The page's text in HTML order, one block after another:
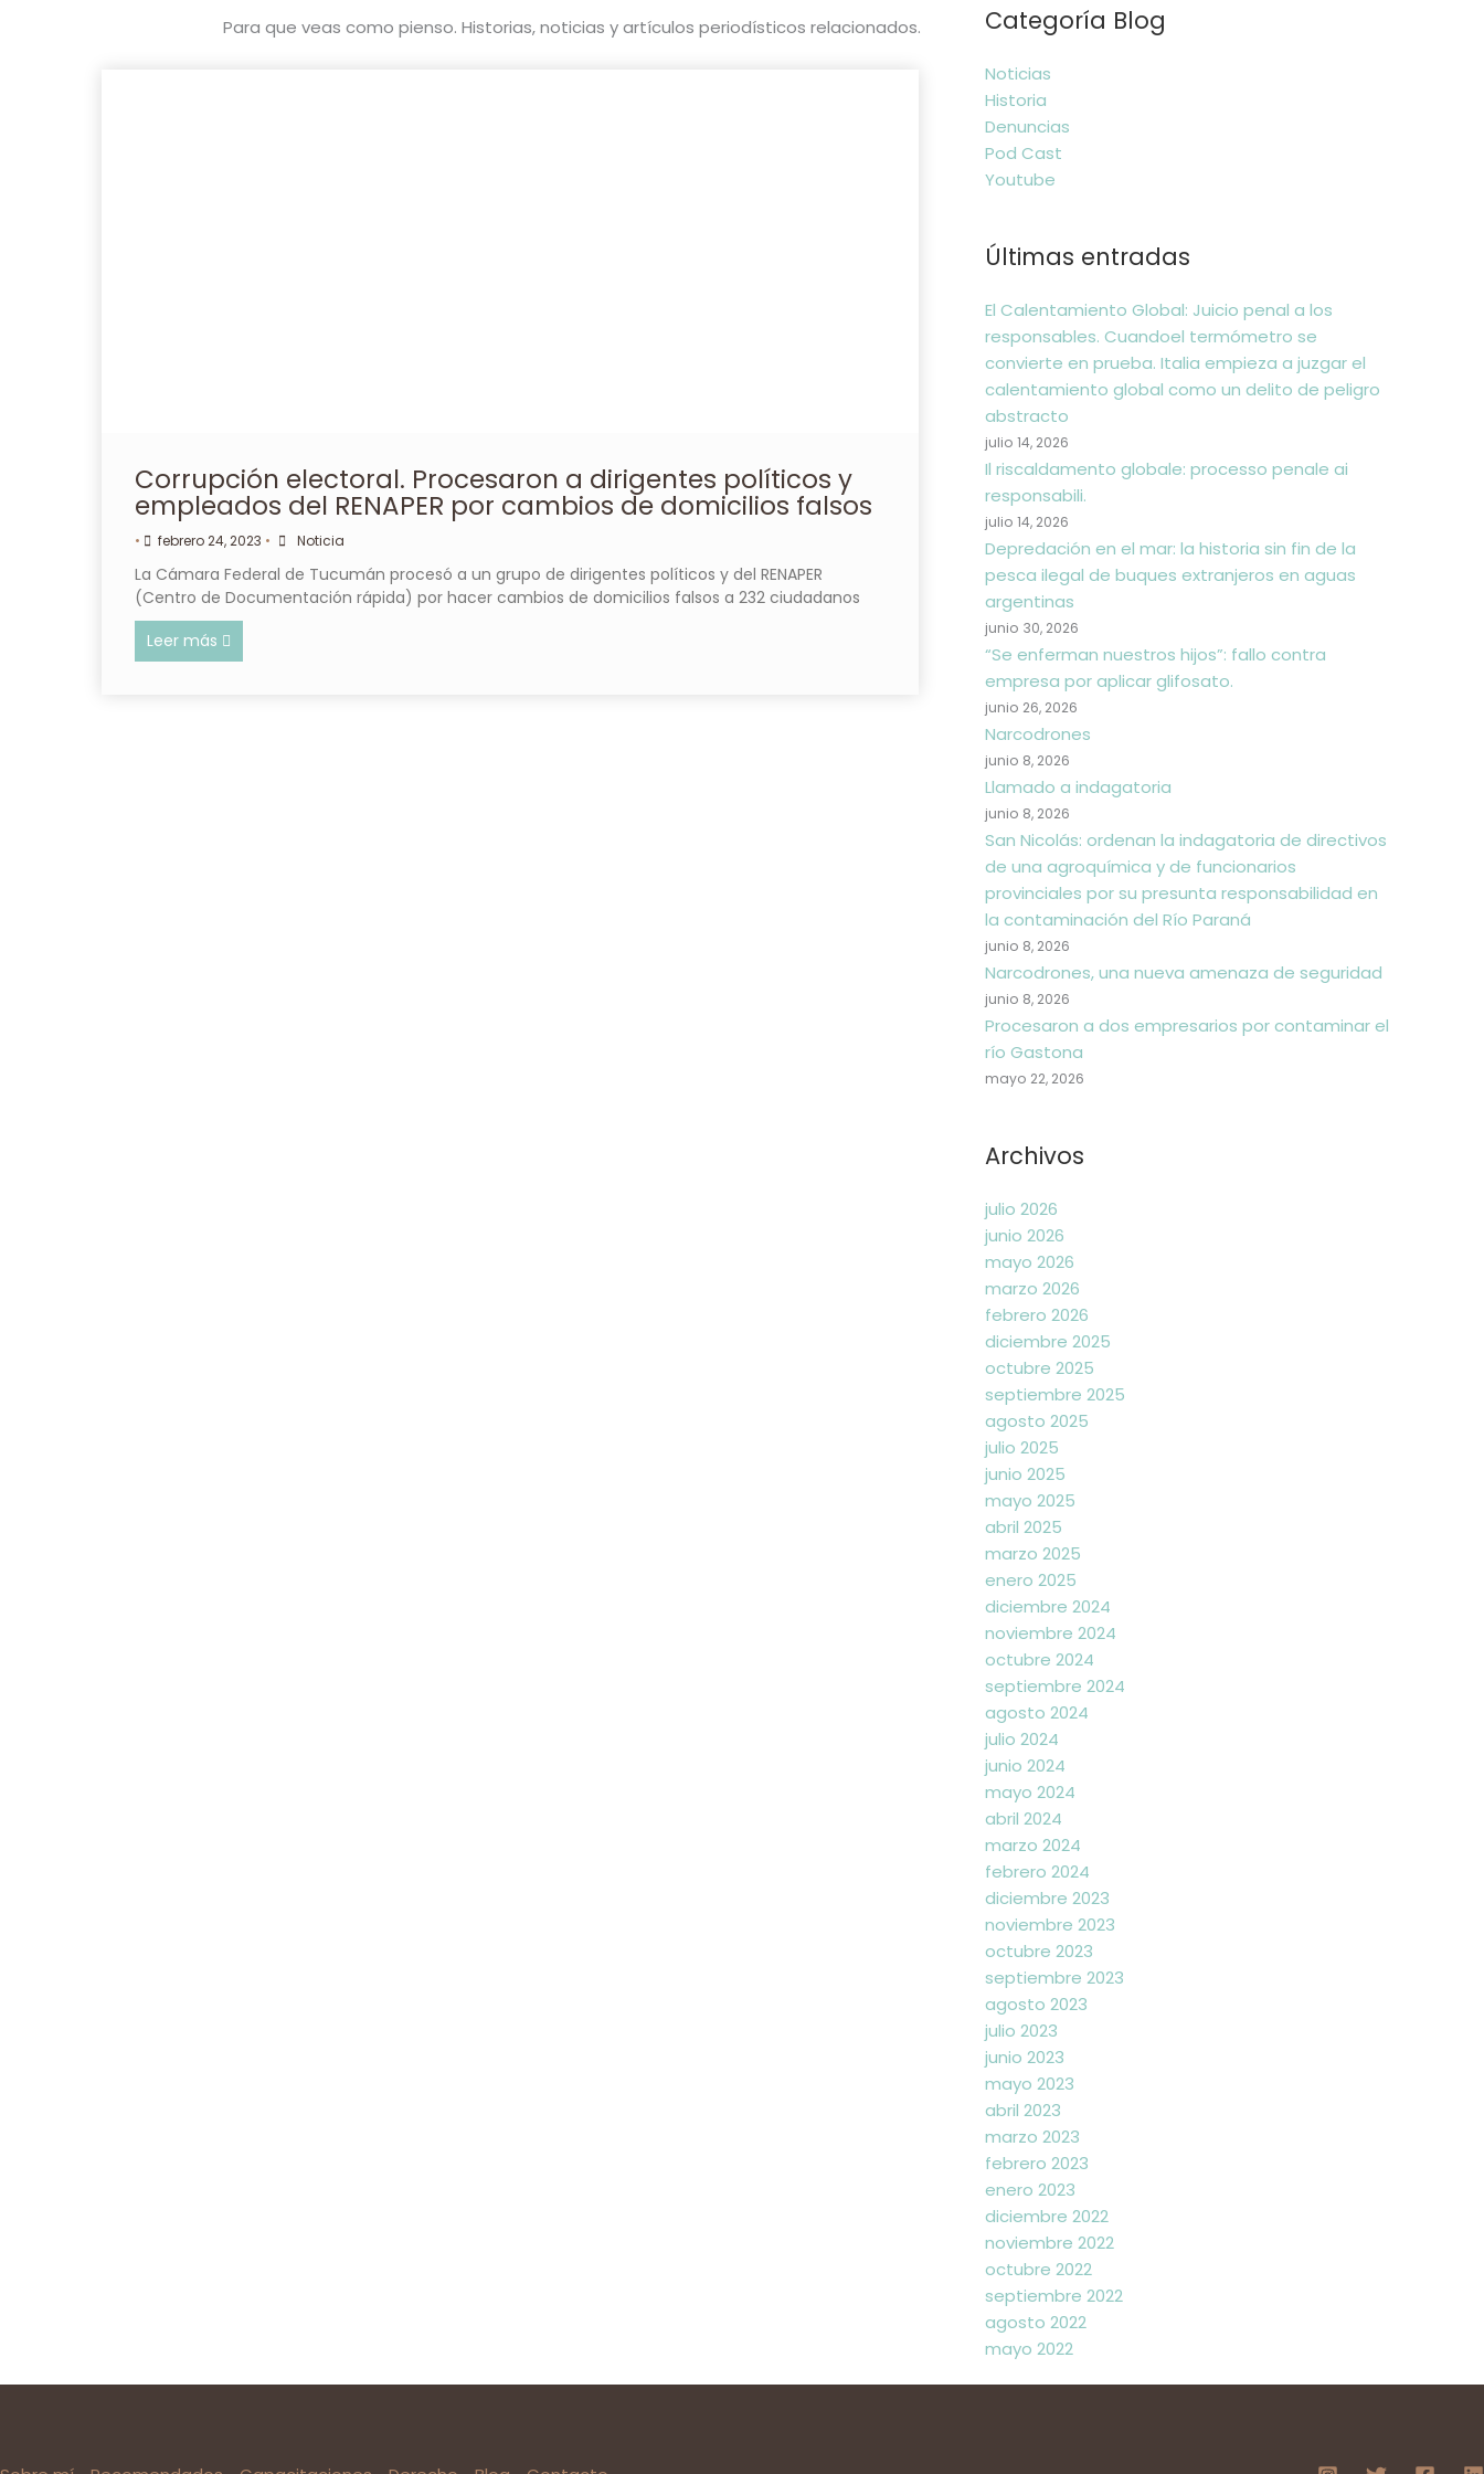
Para que veas como pienso. Historias, noticias y artículos periodísticos relacionados.
Corrupción electoral. Procesaron a dirigentes políticos y
empleados del RENAPER por cambios de domicilios falsos
• febrero 24, 2023 • Noticia
La Cámara Federal de Tucumán procesó a un grupo de dirigentes políticos y del RENAPER
(Centro de Documentación rápida) por hacer cambios de domicilios falsos a 232 ciudadanos
Leer más
Categoría Blog
Noticias
Historia
Denuncias
Pod Cast
Youtube
Últimas entradas
El Calentamiento Global: Juicio penal a los
responsables. Cuandoel termómetro se
convierte en prueba. Italia empieza a juzgar el
calentamiento global como un delito de peligro
abstracto
julio 14, 2026
Il riscaldamento globale: processo penale ai
responsabili.
julio 14, 2026
Depredación en el mar: la historia sin fin de la
pesca ilegal de buques extranjeros en aguas
argentinas
junio 30, 2026
“Se enferman nuestros hijos”: fallo contra
empresa por aplicar glifosato.
junio 26, 2026
Narcodrones
junio 8, 2026
Llamado a indagatoria
junio 8, 2026
San Nicolás: ordenan la indagatoria de directivos
de una agroquímica y de funcionarios
provinciales por su presunta responsabilidad en
la contaminación del Río Paraná
junio 8, 2026
Narcodrones, una nueva amenaza de seguridad
junio 8, 2026
Procesaron a dos empresarios por contaminar el
río Gastona
mayo 22, 2026
Archivos
julio 2026
junio 2026
mayo 2026
marzo 2026
febrero 2026
diciembre 2025
octubre 2025
septiembre 2025
agosto 2025
julio 2025
junio 2025
mayo 2025
abril 2025
marzo 2025
enero 2025
diciembre 2024
noviembre 2024
octubre 2024
septiembre 2024
agosto 2024
julio 2024
junio 2024
mayo 2024
abril 2024
marzo 2024
febrero 2024
diciembre 2023
noviembre 2023
octubre 2023
septiembre 2023
agosto 2023
julio 2023
junio 2023
mayo 2023
abril 2023
marzo 2023
febrero 2023
enero 2023
diciembre 2022
noviembre 2022
octubre 2022
septiembre 2022
agosto 2022
mayo 2022